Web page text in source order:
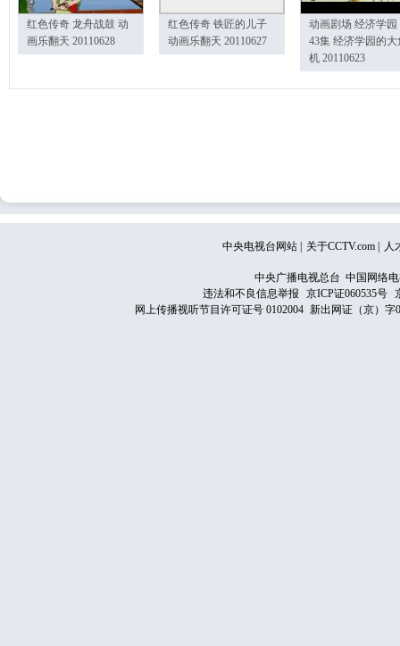
红色传奇 龙舟战鼓 动
画乐翻天 20110628
红色传奇 铁匠的儿子
动画乐翻天 20110627
动画剧场 经济学园
43集 经济学园的大
机 20110623
中央电视台网站 关于CCTV.com 人
中央广播电视总台 中国网络
违法和不良信息举报
京ICP证060535号
网上传播视听节目许可证号 0102004 新出网证（京）